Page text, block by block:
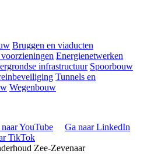
Bruggen en viaducten
Energienetwerken
infrastructuur Spoorbouw
Tunnels en
Wegenbouw
YouTube
Ga naar LinkedIn
TikTok
Zee-Zevenaar